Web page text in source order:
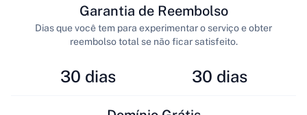
30 dias
Garantia de Reembolso
Dias que você tem para experimentar o serviço e obter
reembolso total se não ficar satisfeito.
30 dias